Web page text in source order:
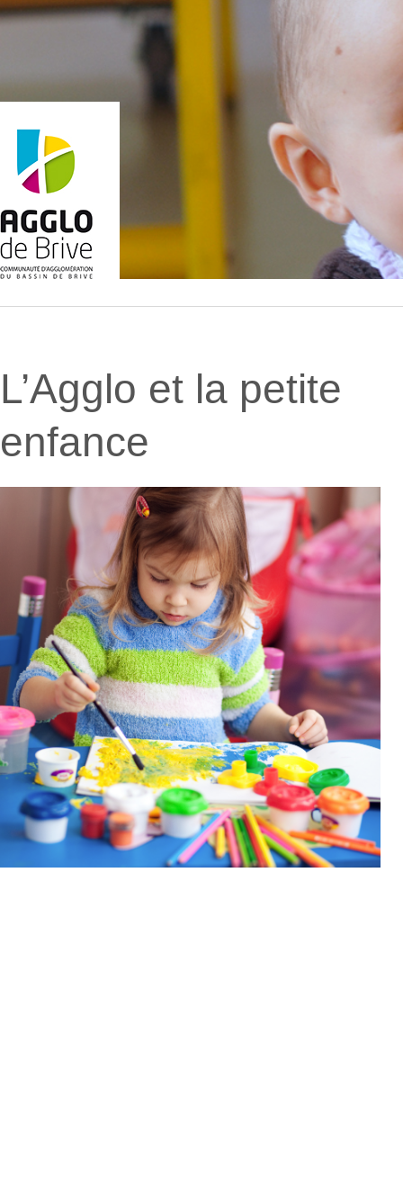
L’Agglo et la petite
enfance